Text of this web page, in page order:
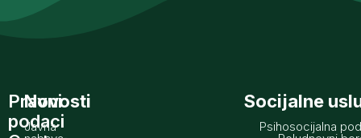
Pravni
podaci
Novosti
Javna
Socijalne
Psihosocijalna